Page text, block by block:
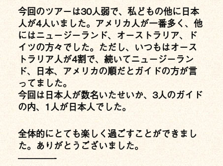
今回のツアーは30人弱で、私どもの他に日本
人が4人いました。アメリカ人が一番多く、他
にはニュージーランド、オーストラリア、ド
イツの方々でした。ただし、いつもはオース
トラリア人が4割で、続いてニュージーラン
ド、日本、アメリカの順だとガイドの方が言
ってました。
今回は日本人が数名いたせいか、3人のガイド
の内、1人が日本人でした。
全体的にとても楽しく過ごすことができまし
た。ありがとうございました。
————-